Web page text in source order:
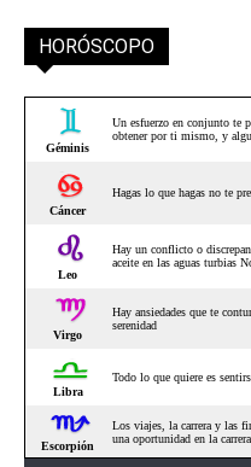
HORÓSCOPO